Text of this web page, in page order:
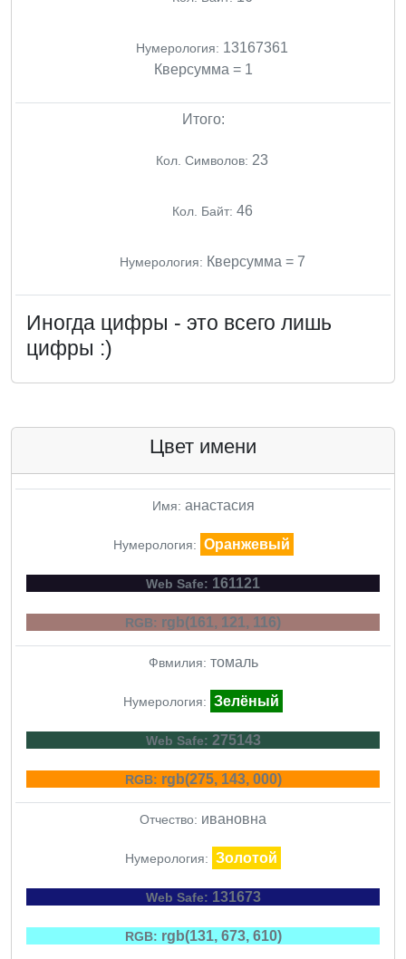
Нумерология: 13167361
Кверсумма = 1
Итого:
Кол. Символов: 23
Кол. Байт: 46
Нумерология: Кверсумма = 7
Иногда цифры - это всего лишь
цифры :)
Цвет имени
Имя: анастасия
Нумерология: Оранжевый
Web Safe: 161121
RGB: rgb(161, 121, 116)
Фвмилия: томаль
Нумерология: Зелёный
Web Safe: 275143
RGB: rgb(275, 143, 000)
Отчество: ивановна
Нумерология: Золотой
Web Safe: 131673
RGB: rgb(131, 673, 610)